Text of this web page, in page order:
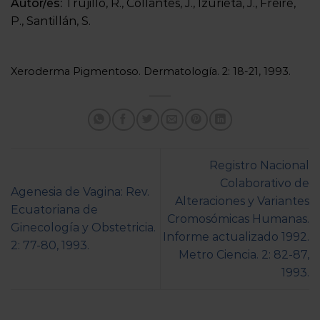
Autor/es: Trujillo, R., Collantes, J., Izurieta, J., Freire,
P., Santillán, S.
Xeroderma Pigmentoso. Dermatología. 2: 18-21, 1993.
Agenesia de Vagina: Rev.
Ecuatoriana de
Ginecología y Obstetricia.
2: 77-80, 1993.
Registro Nacional
Colaborativo de
Alteraciones y Variantes
Cromosómicas Humanas.
Informe actualizado 1992.
Metro Ciencia. 2: 82-87,
1993.